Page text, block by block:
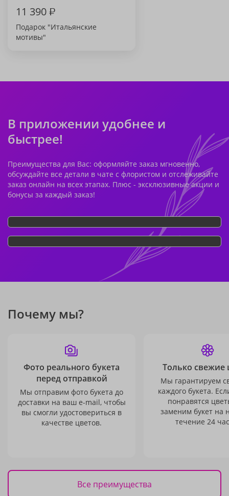
11 390₽
Подарок "Итальянские
мотивы"
В приложении удобнее и
быстрее!
Преимущества для Вас: оформляйте заказ мгновенно,
обсуждайте все детали в чате с флористом и отслеживайте
заказ онлайн на всех этапах. Плюс - эксклюзивные акции и
бонусы за каждый заказ!
Почему мы?
Фото реального букета
перед отправкой
Мы отправим фото букета до
доставки на ваш e-mail, чтобы
вы смогли удостовериться в
качестве цветов.
Только свежие
Мы гарантируем
каждого букета.
понравятся
заменим букет на
течение 24
Все преимущества